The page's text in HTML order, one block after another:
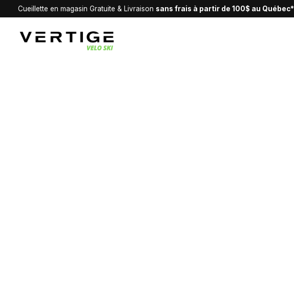
Cueillette en magasin Gratuite & Livraison sans frais à partir de 100$ au Québec*